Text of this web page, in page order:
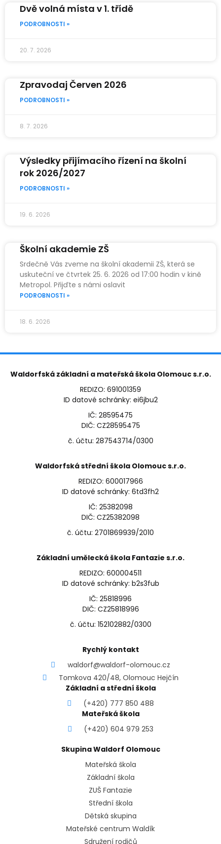
Dvě volná místa v 1. třídě
PODROBNOSTI »
20. 7. 2026
Zpravodaj Červen 2026
PODROBNOSTI »
8. 7. 2026
Výsledky přijímacího řízení na školní
rok 2026/2027
PODROBNOSTI »
19. 6. 2026
Školní akademie ZŠ
Srdečně Vás zveme na školní akademii ZŠ, která se
uskuteční ve čtvrtek 25. 6. 2026 od 17:00 hodin v kině
Metropol. Přijďte s námi oslavit
PODROBNOSTI »
18. 6. 2026
Waldorfská základní a mateřská škola Olomouc s.r.o.
REDIZO: 691001359
ID datové schránky: ei6jbu2
IČ: 28595475
DIČ: CZ28595475
č. účtu: 287543714/0300
Waldorfská střední škola Olomouc s.r.o.
REDIZO: 600017966
ID datové schránky: 6td3fh2
IČ: 25382098
DIČ: CZ25382098
č. účtu: 2701869939/2010
Základní umělecká škola Fantazie s.r.o.
REDIZO: 600004511
ID datové schránky: b2s3fub
IČ: 25818996
DIČ: CZ25818996
č. účtu: 152102882/0300
Rychlý kontakt
waldorf@waldorf-olomouc.cz
Tomkova 420/48, Olomouc Hejčín
Základní a střední škola
(+420) 777 850 488
Mateřská škola
(+420) 604 979 253
Skupina Waldorf Olomouc
Mateřská škola
Základní škola
ZUŠ Fantazie
Střední škola
Dětská skupina
Mateřské centrum Waldík
Sdružení rodičů